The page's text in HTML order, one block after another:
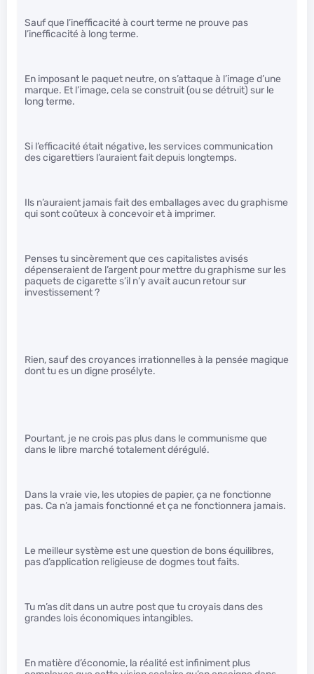
Sauf que l’inefficacité à court terme ne prouve pas
l’inefficacité à long terme.
En imposant le paquet neutre, on s’attaque à l’image d’une
marque. Et l’image, cela se construit (ou se détruit) sur le
long terme.
Si l’efficacité était négative, les services communication
des cigarettiers l’auraient fait depuis longtemps.
Ils n’auraient jamais fait des emballages avec du graphisme
qui sont coûteux à concevoir et à imprimer.
Penses tu sincèrement que ces capitalistes avisés
dépenseraient de l’argent pour mettre du graphisme sur les
paquets de cigarette s’il n’y avait aucun retour sur
investissement ?
Rien, sauf des croyances irrationnelles à la pensée magique
dont tu es un digne prosélyte.
Pourtant, je ne crois pas plus dans le communisme que
dans le libre marché totalement dérégulé.
Dans la vraie vie, les utopies de papier, ça ne fonctionne
pas. Ca n’a jamais fonctionné et ça ne fonctionnera jamais.
Le meilleur système est une question de bons équilibres,
pas d’application religieuse de dogmes tout faits.
Tu m’as dit dans un autre post que tu croyais dans des
grandes lois économiques intangibles.
En matière d’économie, la réalité est infiniment plus